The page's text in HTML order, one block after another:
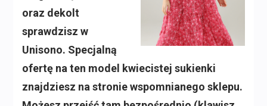
oraz dekolt
sprawdzisz w
Unisono. Specjalną
ofertę na ten model kwiecistej sukienki
znajdziesz na stronie wspomnianego sklepu.